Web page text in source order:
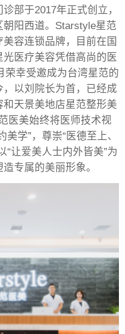
部于2017年正式创立，
阳西道。Starstyle星范
容连锁品牌，目前在国
医疗美容凭借高尚的医
荣幸受邀成为台湾星范的
以刘院长为首，已经成
天景美地店星范整形美
医美始终将医师技术视
学”，尊崇“医德至上、
“让爱美人士内外皆美”为
专属的美丽形象。